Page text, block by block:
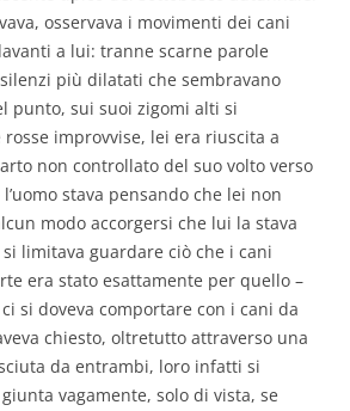
osservava i movimenti dei cani
a lui: tranne scarne parole
più dilatati che sembravano
punto, sui suoi zigomi alti si
improvvise, lei era riuscita a
non controllato del suo volto verso
stava pensando che lei non
modo accorgersi che lui la stava
si limitava guardare ciò che i cani
era stato esattamente per quello –
si doveva comportare con i cani da
chiesto, oltretutto attraverso una
da entrambi, loro infatti si
vagamente, solo di vista, se